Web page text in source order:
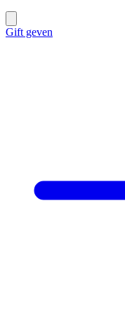
Gift geven